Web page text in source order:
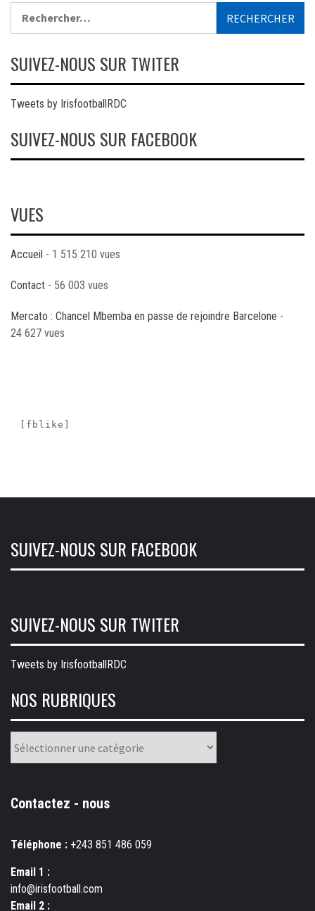
SUIVEZ-NOUS SUR TWITER
Tweets by IrisfootballRDC
SUIVEZ-NOUS SUR FACEBOOK
VUES
Accueil - 1 515 210 vues
Contact - 56 003 vues
Mercato : Chancel Mbemba en passe de rejoindre Barcelone -
24 627 vues
[fblike]
SUIVEZ-NOUS SUR FACEBOOK
SUIVEZ-NOUS SUR TWITER
Tweets by IrisfootballRDC
NOS RUBRIQUES
rubriques
Contactez - nous
Téléphone : +243 851 486 059
Email 1 :
info@irisfootball.com
Email 2 :